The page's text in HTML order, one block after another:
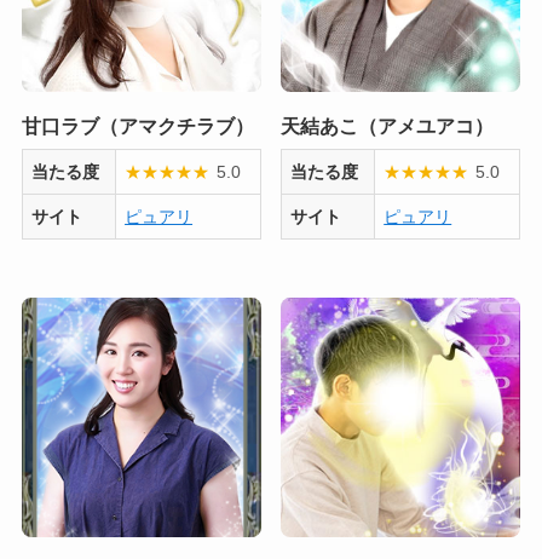
甘口ラブ（アマクチラブ）
当たる度 ★★★★★ 5.0
サイト ピュアリ
天結あこ（アメユアコ）
当たる度 ★★★★★ 5.0
サイト ピュアリ